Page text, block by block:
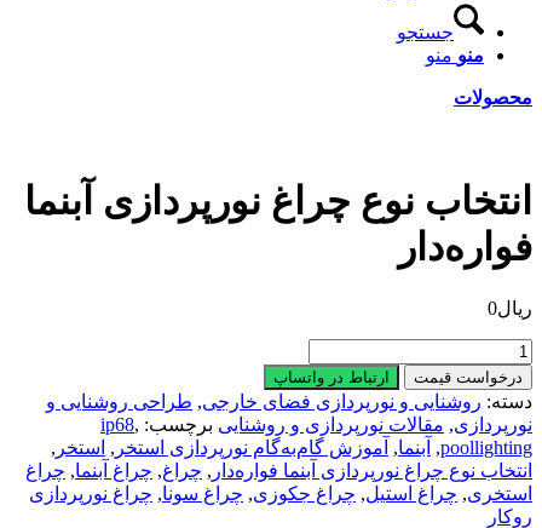
جستجو
منو منو
محصولات
انتخاب نوع چراغ نورپردازی آبنما
فواره‌دار
ریال0
انتخاب
نوع
چراغ
نورپردازی
آبنما
فواره‌دار
عدد
درخواست قیمت ارتباط در واتساپ
دسته: روشنایی و نورپردازی فضای خارجی, طراحی روشنایی و
نورپردازی, مقالات نورپردازی و روشنایی برچسب: ip68,
poollighting
, آبنما, آموزش گام‌به‌گام نورپردازی استخر , استخر ,
انتخاب نوع چراغ نورپردازی آبنما فواره‌دار , چراغ, چراغ آبنما, چراغ
استخری, چراغ استیل, چراغ جکوزی, چراغ سونا, چراغ نورپردازی
روکار